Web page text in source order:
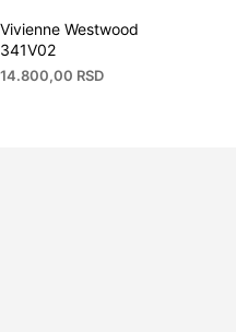
Vivienne Westwood
341V02
14.800,00 RSD